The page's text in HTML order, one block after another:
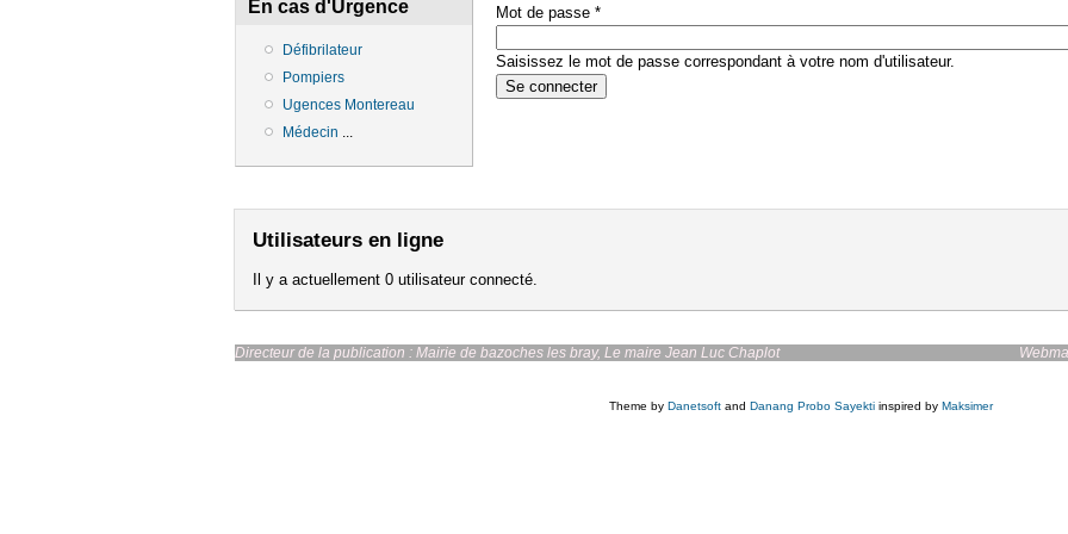
En cas d'Urgence
Défibrilateur
Pompiers
Ugences Montereau
Médecin ...
Mot de passe *
Saisissez le mot de passe correspondant à votre nom d'utilisateur.
Utilisateurs en ligne
Il y a actuellement 0 utilisateur connecté.
Directeur de la publication : Mairie de bazoches les bray, Le maire Jean Luc Chaplot
Theme by Danetsoft and Danang Probo Sayekti inspired by Maksimer